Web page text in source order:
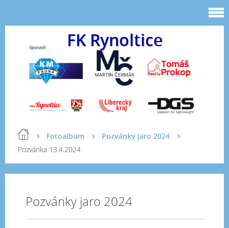
FK Rynoltice
Fotoalbum
Pozvánky jaro 2024
Pozvánka 13.4.2024
Pozvánky jaro 2024